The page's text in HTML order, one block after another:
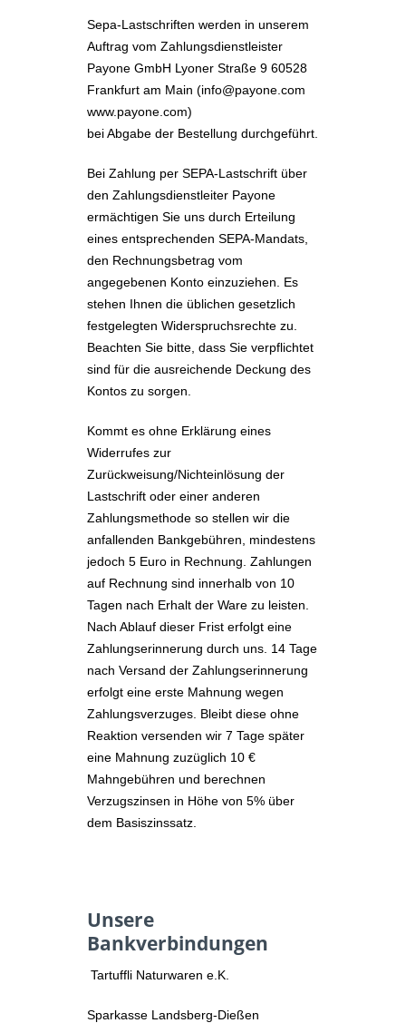
Sepa-Lastschriften werden in unserem
Auftrag vom Zahlungsdienstleister
Payone GmbH Lyoner Straße 9 60528
Frankfurt am Main (info@payone.com
www.payone.com)
bei Abgabe der Bestellung durchgeführt.
Bei Zahlung per SEPA-Lastschrift über
den Zahlungsdienstleiter Payone
ermächtigen Sie uns durch Erteilung
eines entsprechenden SEPA-Mandats,
den Rechnungsbetrag vom
angegebenen Konto einzuziehen. Es
stehen Ihnen die üblichen gesetzlich
festgelegten Widerspruchsrechte zu.
Beachten Sie bitte, dass Sie verpflichtet
sind für die ausreichende Deckung des
Kontos zu sorgen.
Kommt es ohne Erklärung eines
Widerrufes zur
Zurückweisung/Nichteinlösung der
Lastschrift oder einer anderen
Zahlungsmethode so stellen wir die
anfallenden Bankgebühren, mindestens
jedoch 5 Euro in Rechnung. Zahlungen
auf Rechnung sind innerhalb von 10
Tagen nach Erhalt der Ware zu leisten.
Nach Ablauf dieser Frist erfolgt eine
Zahlungserinnerung durch uns. 14 Tage
nach Versand der Zahlungserinnerung
erfolgt eine erste Mahnung wegen
Zahlungsverzuges. Bleibt diese ohne
Reaktion versenden wir 7 Tage später
eine Mahnung zuzüglich 10 €
Mahngebühren und berechnen
Verzugszinsen in Höhe von 5% über
dem Basiszinssatz.
Unsere
Bankverbindungen
Tartuffli Naturwaren e.K.
Sparkasse Landsberg-Dießen